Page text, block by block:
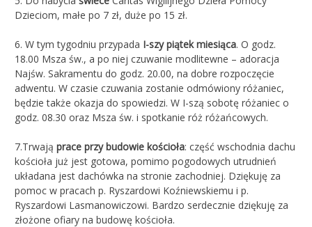
Dzieciom, małe po 7 zł, duże po 15 zł.
6. W tym tygodniu przypada I-szy piątek miesiąca. O godz.
18.00 Msza św., a po niej czuwanie modlitewne – adoracja
Najśw. Sakramentu do godz. 20.00, na dobre rozpoczęcie
adwentu. W czasie czuwania zostanie odmówiony różaniec,
będzie także okazja do spowiedzi. W I-szą sobotę różaniec o
godz. 08.30 oraz Msza św. i spotkanie róż różańcowych.
7.Trwają prace przy budowie kościoła: część wschodnia dachu
kościoła już jest gotowa, pomimo pogodowych utrudnień
układana jest dachówka na stronie zachodniej. Dziękuję za
pomoc w pracach p. Ryszardowi Koźniewskiemu i p.
Ryszardowi Lasmanowiczowi. Bardzo serdecznie dziękuję za
złożone ofiary na budowę kościoła.